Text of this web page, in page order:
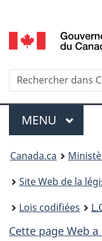
selection
Menu
MENU
You
are
here:
Canada.ca
Site Web de la
Lois codifiées
Cette page Web